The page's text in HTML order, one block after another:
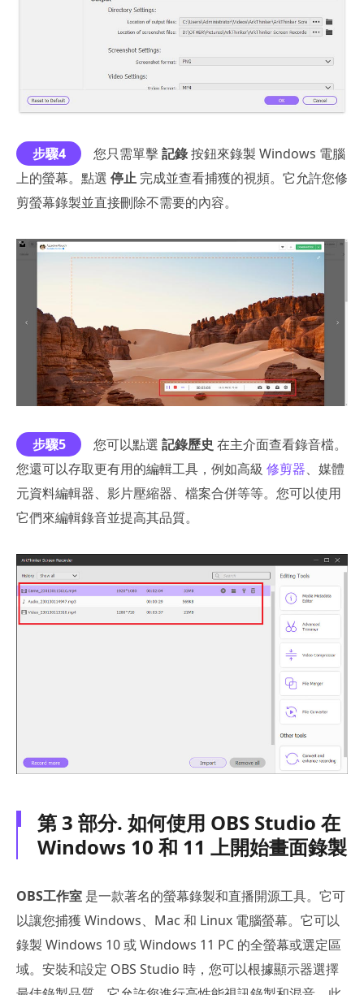
步驟4 您只需單擊記錄按鈕來錄製 Windows 電腦
上的螢幕。點選 停止 完成並查看捕獲的視頻。它允許您修
剪螢幕錄製並直接刪除不需要的內容。
步驟5 您可以點選 記錄歷史 在主介面查看錄音檔。
您還可以存取更有用的編輯工具，例如高級 修剪器、媒體
元資料編輯器、影片壓縮器、檔案合併等等。您可以使用
它們來編輯錄音並提高其品質。
第 3 部分. 如何使用 OBS Studio 在
Windows 10 和 11 上開始畫面錄製
OBS工作室 是一款著名的螢幕錄製和直播開源工具。它可
以讓您捕獲 Windows、Mac 和 Linux 電腦螢幕。它可以
錄製 Windows 10 或 Windows 11 PC 的全螢幕或選定區
域。安裝和設定 OBS Studio 時，您可以根據顯示器選擇